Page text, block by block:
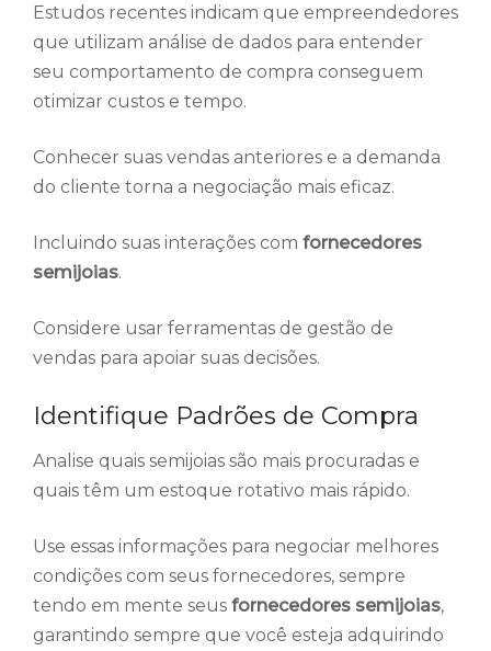
Estudos recentes indicam que empreendedores
que utilizam análise de dados para entender
seu comportamento de compra conseguem
otimizar custos e tempo.
Conhecer suas vendas anteriores e a demanda
do cliente torna a negociação mais eficaz.
Incluindo suas interações com fornecedores
semijoias.
Considere usar ferramentas de gestão de
vendas para apoiar suas decisões.
Identifique Padrões de Compra
Analise quais semijoias são mais procuradas e
quais têm um estoque rotativo mais rápido.
Use essas informações para negociar melhores
condições com seus fornecedores, sempre
tendo em mente seus fornecedores semijoias,
garantindo sempre que você esteja adquirindo